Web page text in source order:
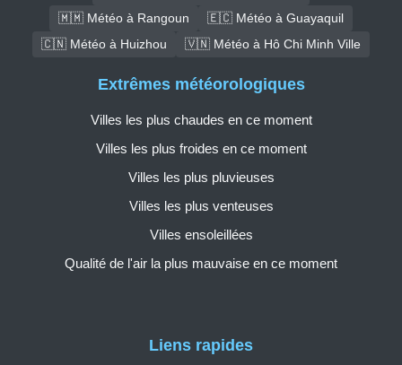
🇲🇲 Météo à Rangoun
🇪🇨 Météo à Guayaquil
🇨🇳 Météo à Huizhou
🇻🇳 Météo à Hô Chi Minh Ville
Liens rapides
Extrêmes météorologiques
Villes les plus chaudes en ce moment
Villes les plus froides en ce moment
Villes les plus pluvieuses
Villes les plus venteuses
Villes ensoleillées
Qualité de l'air la plus mauvaise en ce moment